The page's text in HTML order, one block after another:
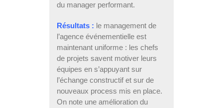
du manager performant.
Résultats : le management de
l’agence événementielle est
maintenant uniforme : les chefs
de projets savent motiver leurs
équipes en s’appuyant sur
l’échange constructif et sur de
nouveaux process mis en place.
On note une amélioration du